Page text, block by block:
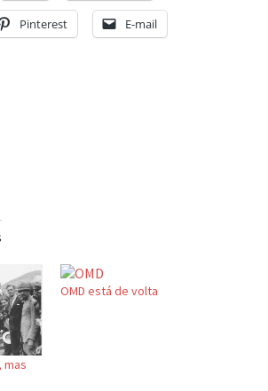
Pinterest E-mail
mas
OMD está de volta